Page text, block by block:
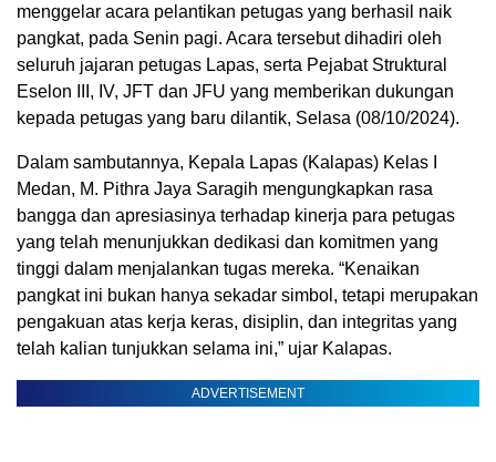
menggelar acara pelantikan petugas yang berhasil naik
pangkat, pada Senin pagi. Acara tersebut dihadiri oleh
seluruh jajaran petugas Lapas, serta Pejabat Struktural
Eselon III, IV, JFT dan JFU yang memberikan dukungan
kepada petugas yang baru dilantik, Selasa (08/10/2024).
Dalam sambutannya, Kepala Lapas (Kalapas) Kelas I
Medan, M. Pithra Jaya Saragih mengungkapkan rasa
bangga dan apresiasinya terhadap kinerja para petugas
yang telah menunjukkan dedikasi dan komitmen yang
tinggi dalam menjalankan tugas mereka. “Kenaikan
pangkat ini bukan hanya sekadar simbol, tetapi merupakan
pengakuan atas kerja keras, disiplin, dan integritas yang
telah kalian tunjukkan selama ini,” ujar Kalapas.
ADVERTISEMENT